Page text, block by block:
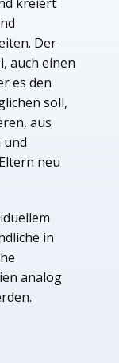
Der
auch einen
es den
soll,
aus
und
neu
in
analog